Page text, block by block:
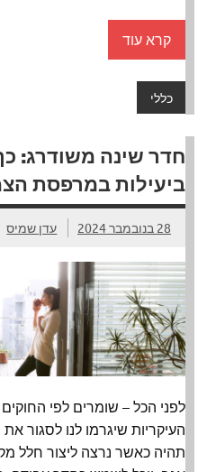
קרא עוד
כללי
חדר שינה משודרג:
ביעילות במרפסת
28 בנובמבר 2024 עדן שמיס
לפני הכל – שומרים לפי
העיקריות שיגרמו לנו לסגור
תהיה כאשר נרצה ליצור חלל